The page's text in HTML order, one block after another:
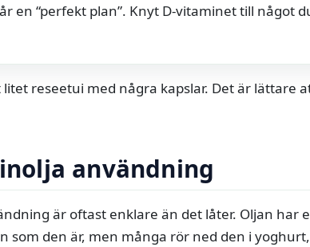
en “perfekt plan”. Knyt D‑vitaminet till något
litet reseetui med några kapslar. Det är lättare
användning
är oftast enklare än det låter. Oljan har
som den är, men många rör ned den i